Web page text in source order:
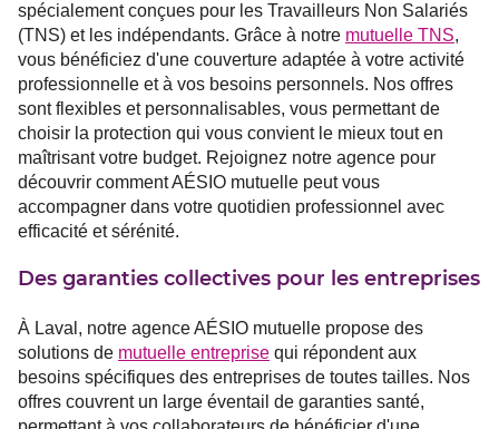
spécialement conçues pour les Travailleurs Non Salariés
(TNS) et les indépendants. Grâce à notre mutuelle TNS,
vous bénéficiez d'une couverture adaptée à votre activité
professionnelle et à vos besoins personnels. Nos offres
sont flexibles et personnalisables, vous permettant de
choisir la protection qui vous convient le mieux tout en
maîtrisant votre budget. Rejoignez notre agence pour
découvrir comment AÉSIO mutuelle peut vous
accompagner dans votre quotidien professionnel avec
efficacité et sérénité.
Des garanties collectives pour les entreprises
À Laval, notre agence AÉSIO mutuelle propose des
solutions de mutuelle entreprise qui répondent aux
besoins spécifiques des entreprises de toutes tailles. Nos
offres couvrent un large éventail de garanties santé,